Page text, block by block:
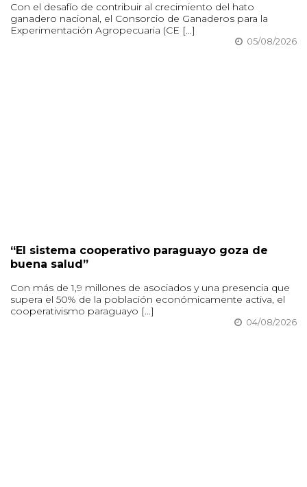
Con el desafío de contribuir al crecimiento del hato
ganadero nacional, el Consorcio de Ganaderos para la
Experimentación Agropecuaria (CE [...]
05/08/2026
“El sistema cooperativo paraguayo goza de
buena salud”
Con más de 1,9 millones de asociados y una presencia que
supera el 50% de la población económicamente activa, el
cooperativismo paraguayo [...]
04/08/2026